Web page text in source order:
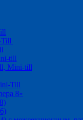
till
Mini-till
Till
8»